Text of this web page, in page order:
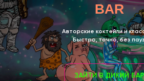
BAR
Авторские коктейли и
Быстро, точно, без
ЗАЙТИ В ДИКИЙ БАР